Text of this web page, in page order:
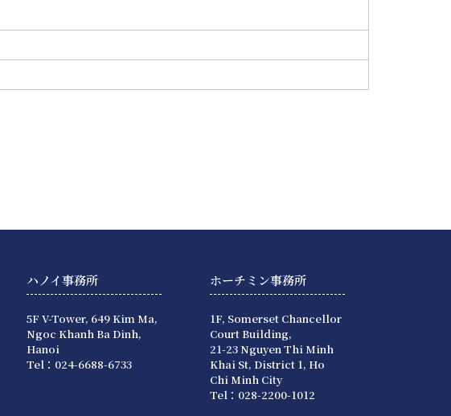
ハノイ事務所
5F V-Tower, 649 Kim Ma,
Ngoc Khanh Ba Dinh,
Hanoi
Tel：024-6688-6733
ホーチミン事務所
1F, Somerset Chancellor
Court Building,
21-23 Nguyen Thi Minh
Khai St, District 1, Ho
Chi Minh City
Tel：028-2200-1012